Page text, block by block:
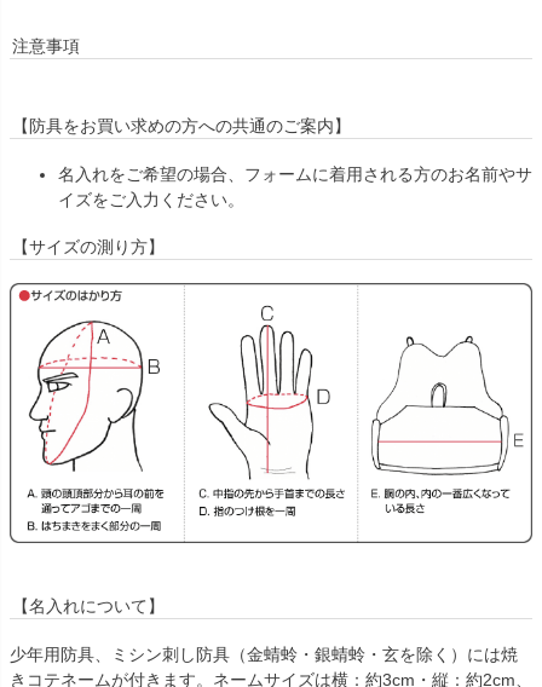
注意事項
【防具をお買い求めの方への共通のご案内】
名入れをご希望の場合、フォームに着用される方のお名前やサ
イズをご入力ください。
【サイズの測り方】
【名入れについて】
少年用防具、ミシン刺し防具（金蜻蛉・銀蜻蛉・玄を除く）には焼
きコテネームが付きます。ネームサイズは横：約3cm・縦：約2cm、